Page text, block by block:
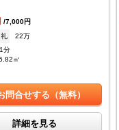
/7,000円
礼
22万
分
㎡
問合せする（無料）
詳細を見る